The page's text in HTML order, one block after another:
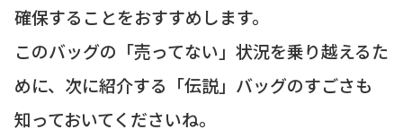
確保することをおすすめします。
このバッグの「売ってない」状況を乗り越えるた
めに、次に紹介する「伝説」バッグのすごさも
知っておいてくださいね。